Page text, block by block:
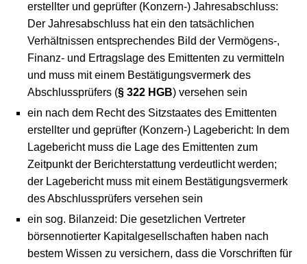
erstellter und geprüfter (Konzern-) Jahresabschluss:
Der Jahresabschluss hat ein den tatsächlichen
Verhältnissen entsprechendes Bild der Vermögens-,
Finanz- und Ertragslage des Emittenten zu vermitteln
und muss mit einem Bestätigungsvermerk des
Abschlussprüfers (§ 322 HGB) versehen sein
ein nach dem Recht des Sitzstaates des Emittenten
erstellter und geprüfter (Konzern-) Lagebericht: In dem
Lagebericht muss die Lage des Emittenten zum
Zeitpunkt der Berichterstattung verdeutlicht werden;
der Lagebericht muss mit einem Bestätigungsvermerk
des Abschlussprüfers versehen sein
ein sog. Bilanzeid: Die gesetzlichen Vertreter
börsennotierter Kapitalgesellschaften haben nach
bestem Wissen zu versichern, dass die Vorschriften für